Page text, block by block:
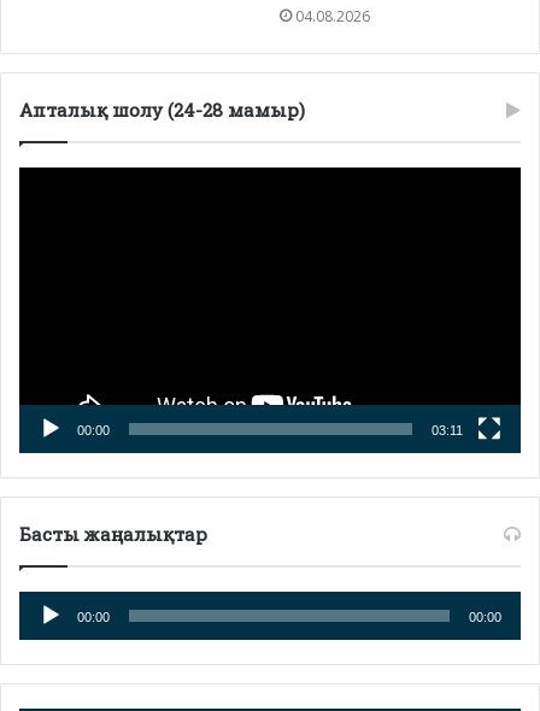
04.08.2026
Апталық шолу (24-28 мамыр)
00:00 03:11
Басты жаңалықтар
Аудиоплеер
00:00 00:00